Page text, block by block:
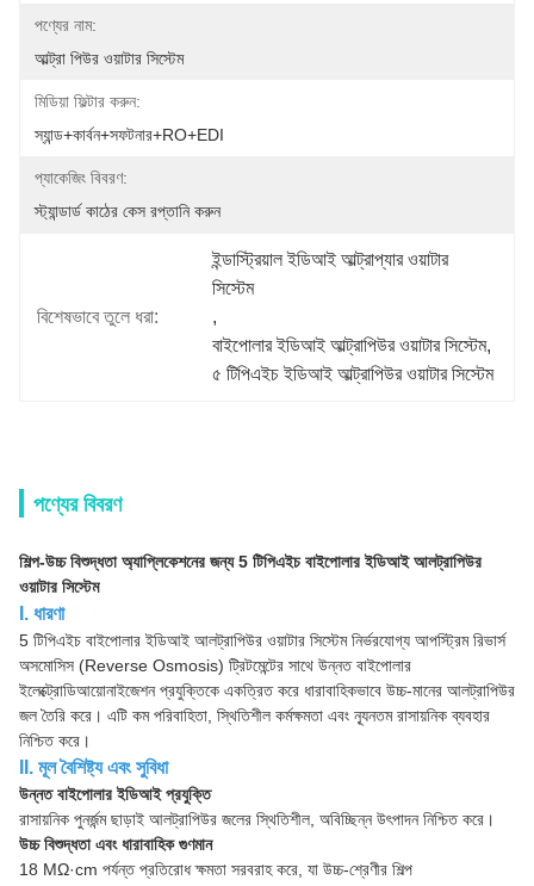
পণ্যের নাম:
আল্ট্রা পিউর ওয়াটার সিস্টেম
মিডিয়া ফিল্টার করুন:
স্যান্ড+কার্বন+সফটনার+RO+EDI
প্যাকেজিং বিবরণ:
স্ট্যান্ডার্ড কাঠের কেস রপ্তানি করুন
বিশেষভাবে তুলে ধরা:
ইন্ডাস্ট্রিয়াল ইডিআই আল্ট্রাপ্যার ওয়াটার
সিস্টেম
,
বাইপোলার ইডিআই আল্ট্রাপিউর ওয়াটার সিস্টেম
৫ টিপিএইচ ইডিআই আল্ট্রাপিউর ওয়াটার সিস্টেম
পণ্যের বিবরণ
শিল্প-উচ্চ বিশুদ্ধতা অ্যাপ্লিকেশনের জন্য 5 টিপিএইচ বাইপোলার ইডিআই আলট্রাপিউর
ওয়াটার সিস্টেম
I. ধারণা
5 টিপিএইচ বাইপোলার ইডিআই আলট্রাপিউর ওয়াটার সিস্টেম নির্ভরযোগ্য আপস্ট্রিম রিভার্স
অসমোসিস (Reverse Osmosis) ট্রিটমেন্টের সাথে উন্নত বাইপোলার
ইলেক্ট্রোডিআয়োনাইজেশন প্রযুক্তিকে একত্রিত করে ধারাবাহিকভাবে উচ্চ-মানের আলট্রাপিউর
জল তৈরি করে। এটি কম পরিবাহিতা, স্থিতিশীল কর্মক্ষমতা এবং ন্যূনতম রাসায়নিক ব্যবহার
নিশ্চিত করে।
II. মূল বৈশিষ্ট্য এবং সুবিধা
উন্নত বাইপোলার ইডিআই প্রযুক্তি
রাসায়নিক পুনর্জন্ম ছাড়াই আলট্রাপিউর জলের স্থিতিশীল, অবিচ্ছিন্ন উৎপাদন নিশ্চিত করে।
উচ্চ বিশুদ্ধতা এবং ধারাবাহিক গুণমান
18 MΩ·cm পর্যন্ত প্রতিরোধ ক্ষমতা সরবরাহ করে, যা উচ্চ-শ্রেণীর শিল্প